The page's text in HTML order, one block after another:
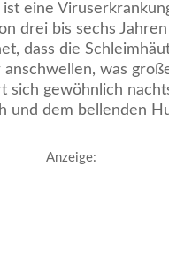
ist eine
drei bis sechs
dass die
anschwellen, was
sich gewöhnlich
und dem bellenden
Anzeige: